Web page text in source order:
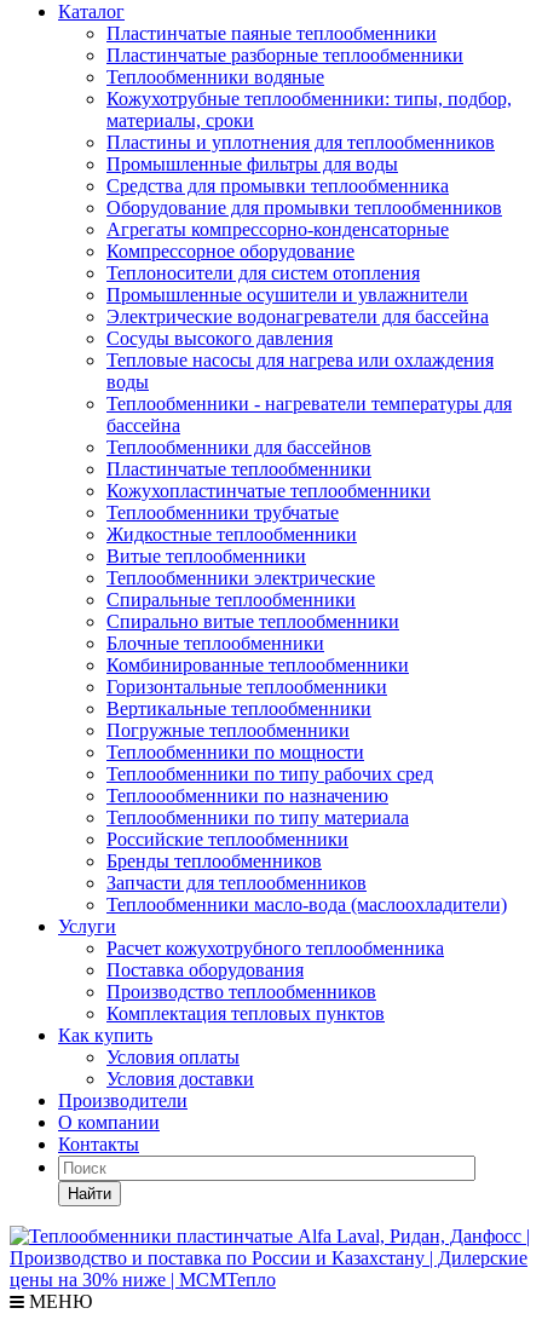
Каталог
Пластинчатые паяные теплообменники
Пластинчатые разборные теплообменники
Теплообменники водяные
Кожухотрубные теплообменники: типы, подбор,
материалы, сроки
Пластины и уплотнения для теплообменников
Промышленные фильтры для воды
Средства для промывки теплообменника
Оборудование для промывки теплообменников
Агрегаты компрессорно-конденсаторные
Компрессорное оборудование
Теплоносители для систем отопления
Промышленные осушители и увлажнители
Электрические водонагреватели для бассейна
Сосуды высокого давления
Тепловые насосы для нагрева или охлаждения
воды
Теплообменники - нагреватели температуры для
бассейна
Теплообменники для бассейнов
Пластинчатые теплообменники
Кожухопластинчатые теплообменники
Теплообменники трубчатые
Жидкостные теплообменники
Витые теплообменники
Теплообменники электрические
Спиральные теплообменники
Спирально витые теплообменники
Блочные теплообменники
Комбинированные теплообменники
Горизонтальные теплообменники
Вертикальные теплообменники
Погружные теплообменники
Теплообменники по мощности
Теплообменники по типу рабочих сред
Теплоообменники по назначению
Теплообменники по типу материала
Российские теплообменники
Бренды теплообменников
Запчасти для теплообменников
Теплообменники масло-вода (маслоохладители)
Услуги
Расчет кожухотрубного теплообменника
Поставка оборудования
Производство теплообменников
Комплектация тепловых пунктов
Как купить
Условия оплаты
Условия доставки
Производители
О компании
Контакты
Найти
МЕНЮ